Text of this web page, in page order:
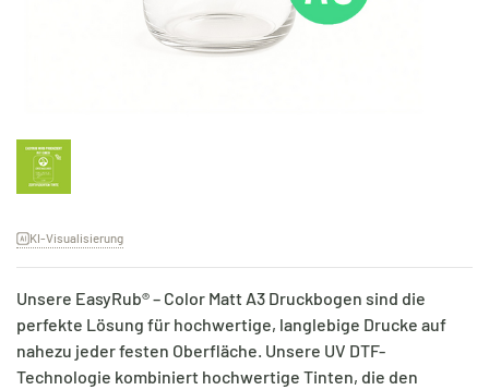
KI-Visualisierung
Unsere EasyRub® – Color Matt A3 Druckbogen sind die
perfekte Lösung für hochwertige, langlebige Drucke auf
nahezu jeder festen Oberfläche. Unsere UV DTF-
Technologie kombiniert hochwertige Tinten, die den